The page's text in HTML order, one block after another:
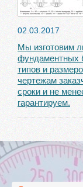
02.03.2017
Мы изготовим
фундаментных
типов и
чертежам
сроки и не
гарантируем.